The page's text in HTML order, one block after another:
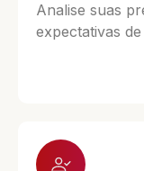
Analise suas
expectativas